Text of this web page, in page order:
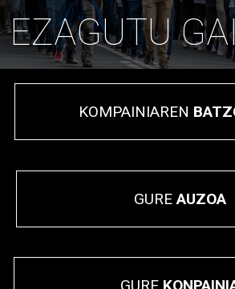
EZAGUTU
KOMPAINIAREN
GURE AUZOA
GURE